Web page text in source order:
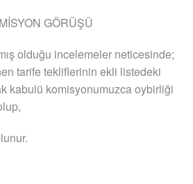
GÖRÜŞÜ
olduğu incelemeler neticesinde;
tarife tekliflerinin ekli listedeki
kabulü komisyonumuzca oybirliği